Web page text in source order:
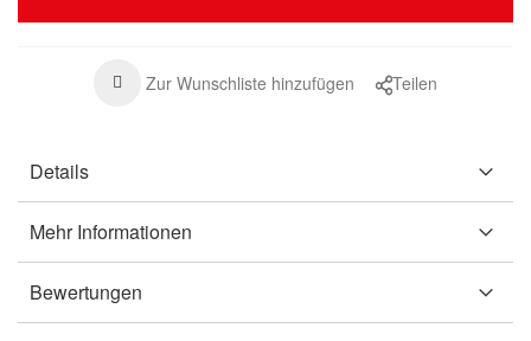
Zur Wunschliste hinzufügen Teilen
Details
Mehr Informationen
Bewertungen